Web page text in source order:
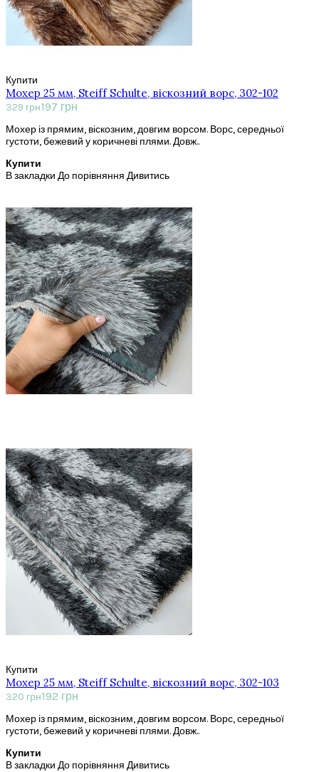
Купити
Мохер 25 мм, Steiff Schulte, віскозний ворс, 302-102
329 грн197 грн
Мохер із прямим, віскозним, довгим ворсом. Ворс, середньої
густоти, бежевий у коричневі плями. Довж..
Купити
В закладки До порівняння Дивитись
Купити
Мохер 25 мм, Steiff Schulte, віскозний ворс, 302-103
320 грн192 грн
Мохер із прямим, віскозним, довгим ворсом. Ворс, середньої
густоти, бежевий у коричневі плями. Довж..
Купити
В закладки До порівняння Дивитись